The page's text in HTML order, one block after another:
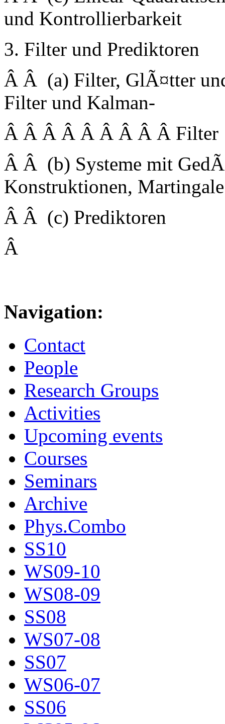
und Kontrollierbarkeit
3. Filter und Prediktoren
Â Â (a) Filter, GlÃ¤tter
Filter und Kalman-
Â Â Â Â Â Â Â Â Â Filter
Â Â (b) Systeme mit
Konstruktionen, Martingale
Â Â (c) Prediktoren
Â
Navigation:
Contact
People
Research Groups
Activities
Upcoming events
Courses
Seminars
Archive
Phys.Combo
SS10
WS09-10
WS08-09
SS08
WS07-08
SS07
WS06-07
SS06